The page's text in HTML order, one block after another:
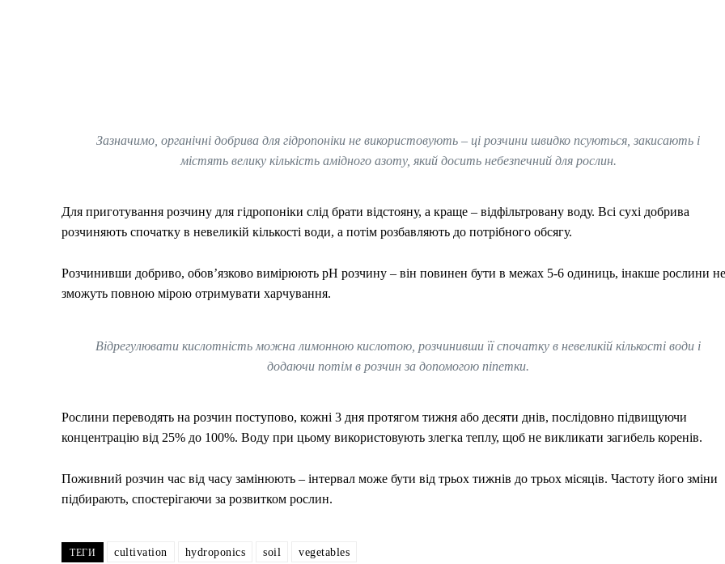
Зазначимо, органічні добрива для гідропоніки не використовують – ці розчини швидко псуються, закисають і
містять велику кількість амідного азоту, який досить небезпечний для рослин.
Для приготування розчину для гідропоніки слід брати відстояну, а краще – відфільтровану воду. Всі сухі добрива
розчиняють спочатку в невеликій кількості води, а потім розбавляють до потрібного обсягу.
Розчинивши добриво, обов’язково вимірюють pH розчину – він повинен бути в межах 5-6 одиниць, інакше рослини не
зможуть повною мірою отримувати харчування.
Відрегулювати кислотність можна лимонною кислотою, розчинивши її спочатку в невеликій кількості води і
додаючи потім в розчин за допомогою піпетки.
Рослини переводять на розчин поступово, кожні 3 дня протягом тижня або десяти днів, послідовно підвищуючи
концентрацію від 25% до 100%. Воду при цьому використовують злегка теплу, щоб не викликати загибель коренів.
Поживний розчин час від часу замінюють – інтервал може бути від трьох тижнів до трьох місяців. Частоту його зміни
підбирають, спостерігаючи за розвитком рослин.
ТЕГИ cultivation hydroponics soil vegetables